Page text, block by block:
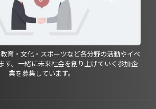
育・文化・スポーツなど各分野の活動やイベ
す。一緒に未来社会を創り上げていく参加企
業を募集しています。